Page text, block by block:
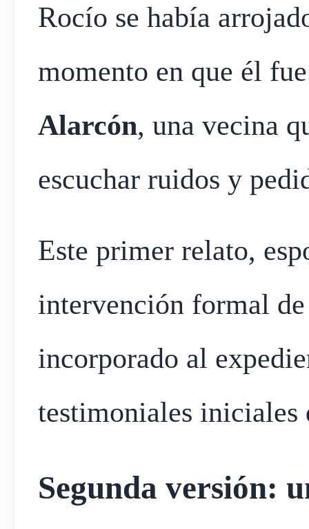
Rocío se había
momento en que él
Alarcón, una vecina
escuchar ruidos y
Este primer relato,
intervención formal
incorporado al
testimoniales iniciales
Segunda versión: